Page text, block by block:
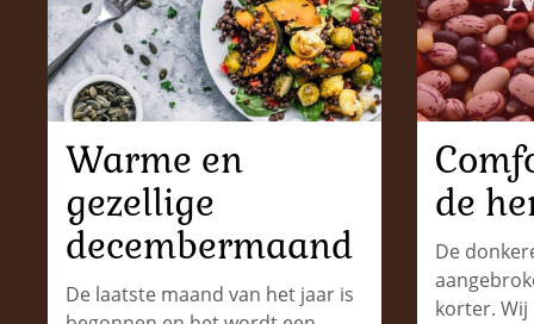
Warme en
gezellige
decembermaand
De laatste maand van het jaar is
de
De
korter. Wij